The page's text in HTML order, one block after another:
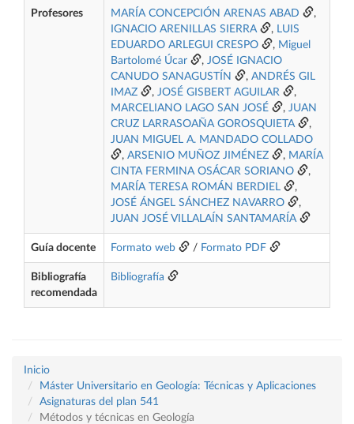
Profesores MARÍA CONCEPCIÓN ARENAS ABAD
,
IGNACIO ARENILLAS SIERRA
, LUIS
EDUARDO ARLEGUI CRESPO
, Miguel
Bartolomé Úcar
, JOSÉ IGNACIO
CANUDO SANAGUSTÍN
, ANDRÉS GIL
IMAZ
, JOSÉ GISBERT AGUILAR
,
MARCELIANO LAGO SAN JOSÉ
, JUAN
CRUZ LARRASOAÑA GOROSQUIETA
,
JUAN MIGUEL A. MANDADO COLLADO
, ARSENIO MUÑOZ JIMÉNEZ , MARÍA
CINTA FERMINA OSÁCAR SORIANO
,
MARÍA TERESA ROMÁN BERDIEL
,
JOSÉ ÁNGEL SÁNCHEZ NAVARRO
,
JUAN JOSÉ VILLALAÍN SANTAMARÍA
Guía docente Formato web / Formato PDF
Bibliografía
recomendada
Bibliografía
Inicio
Máster Universitario en Geología: Técnicas y Aplicaciones
Asignaturas del plan 541
Métodos y técnicas en Geología